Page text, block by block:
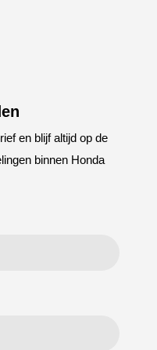
en blijf altijd op de
binnen Honda